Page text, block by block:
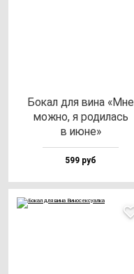
Бокал для ви­на «Мне
мож­но, я ро­ди­лась
в июне»
599 руб